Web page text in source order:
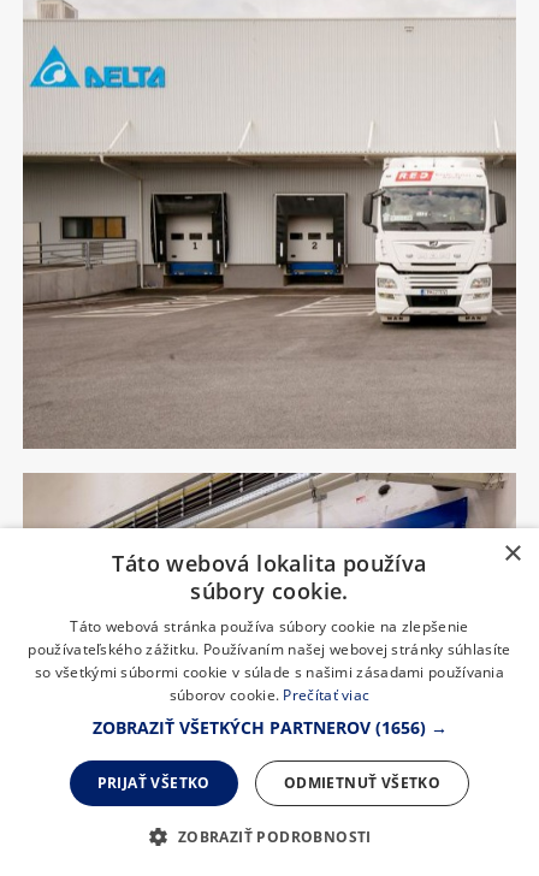
×
Táto webová lokalita používa
súbory cookie.
Táto webová stránka používa súbory cookie na zlepšenie
používateľského zážitku. Používaním našej webovej stránky súhlasíte
so všetkými súbormi cookie v súlade s našimi zásadami používania
súborov cookie. Prečítať viac
ZOBRAZIŤ VŠETKÝCH PARTNEROV (1656) →
PRIJAŤ VŠETKO ODMIETNUŤ VŠETKO
ZOBRAZIŤ PODROBNOSTI